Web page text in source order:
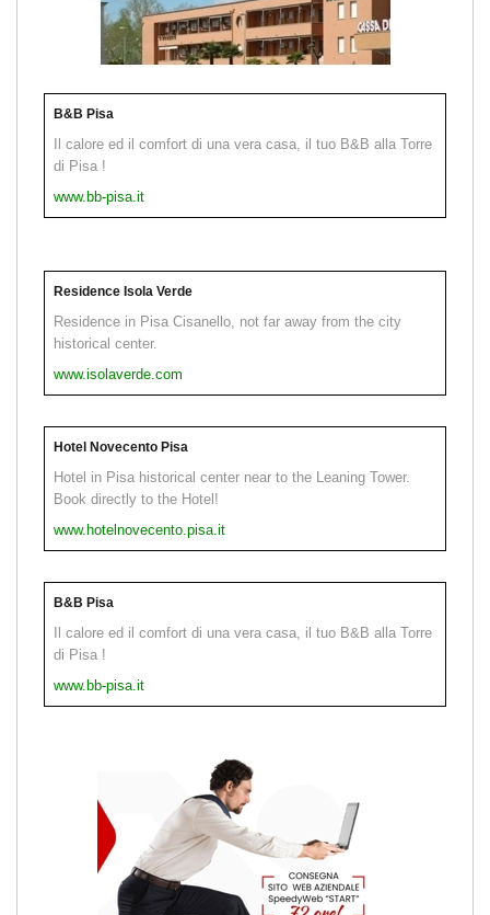
B&B Pisa
Il calore ed il comfort di una vera casa, il tuo B&B alla Torre
di Pisa !
www.bb-pisa.it
Residence Isola Verde
Residence in Pisa Cisanello, not far away from the city
historical center.
www.isolaverde.com
Hotel Novecento Pisa
Hotel in Pisa historical center near to the Leaning Tower.
Book directly to the Hotel!
www.hotelnovecento.pisa.it
B&B Pisa
Il calore ed il comfort di una vera casa, il tuo B&B alla Torre
di Pisa !
www.bb-pisa.it